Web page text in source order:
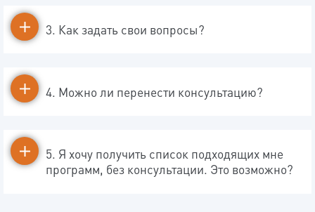
3. Как задать свои вопросы?
4. Можно ли перенести консультацию?
5. Я хочу получить список подходящих мне
программ, без консультации. Это возможно?